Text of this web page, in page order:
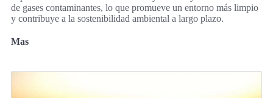
de gases contaminantes, lo que promueve un entorno más limpio
y contribuye a la sostenibilidad ambiental a largo plazo.
Mas